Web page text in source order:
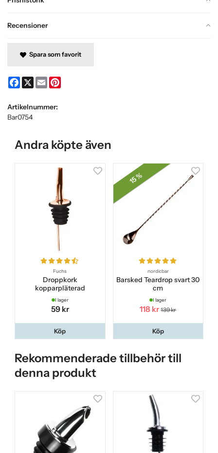
Recensioner
Spara som favorit
Facebook
X Email
Artikelnummer:
Bar0754
Andra köpte även
Fuchs
Droppkork
kopparpläterad
I lager
59 kr
Köp
15 %
nordicbar
Barsked Teardrop svart 30
cm
I lager
118 kr 139 kr
Köp
Rekommenderade tillbehör till
denna produkt